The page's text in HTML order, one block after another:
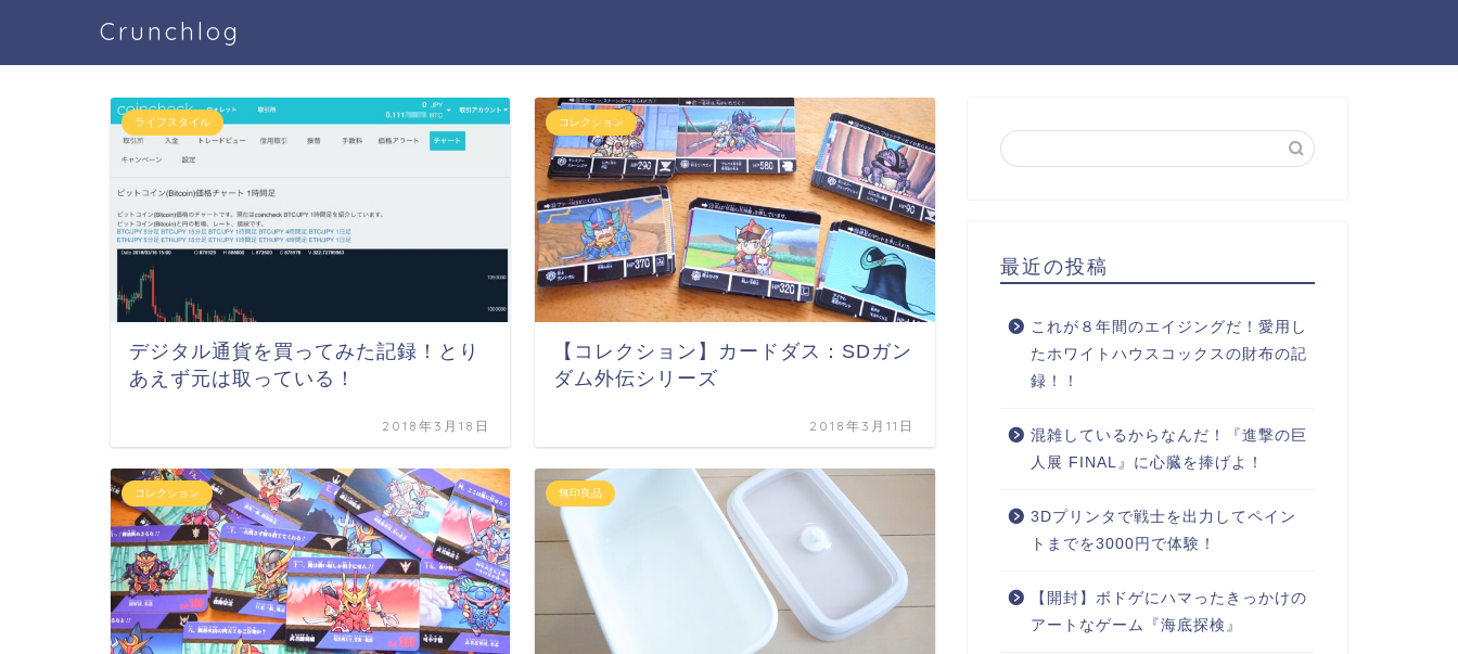
Crunchlog
ライフスタイル
デジタル通貨を買ってみた記録！とり
あえず元は取っている！
2018年3月18日
コレクション
【コレクション】カードダス：SDガン
ダム外伝シリーズ
2018年3月11日
コレクション 無印良品
最近の投稿
これが８年間のエイジングだ！愛用し
たホワイトハウスコックスの財布の記
録！！
混雑しているからなんだ！『進撃の巨
人展 FINAL』に心臓を捧げよ！
3Dプリンタで戦士を出力してペイン
トまでを3000円で体験！
【開封】ボドゲにハマったきっかけの
アートなゲーム『海底探検』